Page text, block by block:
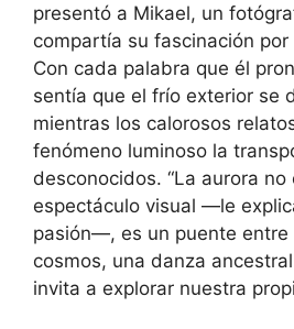
presentó a Mikael, un
compartía su fascinación
Con cada palabra que él
sentía que el frío exterior se
mientras los calorosos
fenómeno luminoso la
desconocidos. “La aurora no
espectáculo visual —le
pasión—, es un puente entre
cosmos, una danza
invita a explorar nuestra